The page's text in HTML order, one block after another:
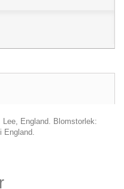
England. Blomstorlek:
England.